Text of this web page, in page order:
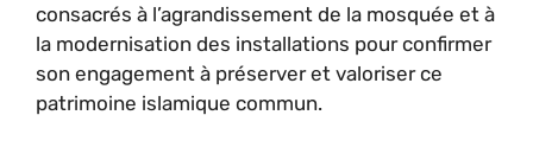
consacrés à l’agrandissement de la mosquée et à
la modernisation des installations pour confirmer
son engagement à préserver et valoriser ce
patrimoine islamique commun.